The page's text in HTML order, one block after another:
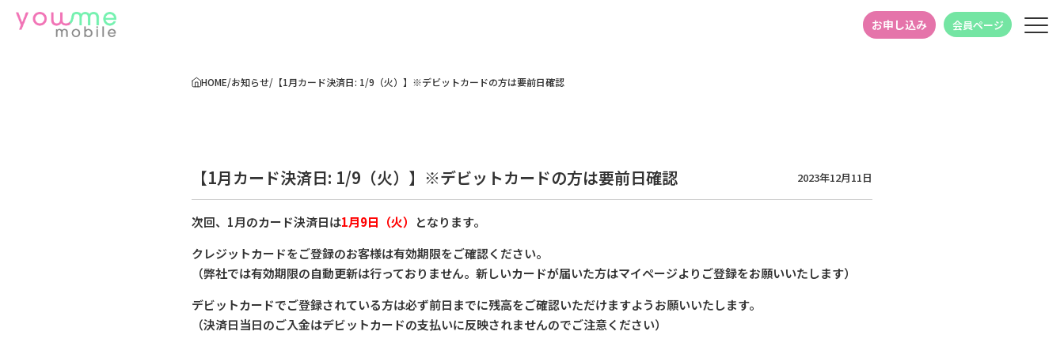
お申し込み 会員ページ
HOME/お知らせ/ 【1月カード決済日: 1/9（火）】※デビットカードの方は要前日確認
【1月カード決済日: 1/9（火）】※デビットカードの方は要前日確認 2023年12月11日
次回、1月のカード決済日は1月9日（火）
となります。
クレジットカードをご登録のお客様は有効期限をご確認ください。
（弊社では有効期限の自動更新は行っておりません。新しいカードが届いた方はマイページよりご登録をお願いいたします）
デビットカードでご登録されている方は必ず前日までに残高をご確認いただけますようお願いいたします。
（決済日当日のご入金はデビットカードの支払いに反映されませんのでご注意ください）